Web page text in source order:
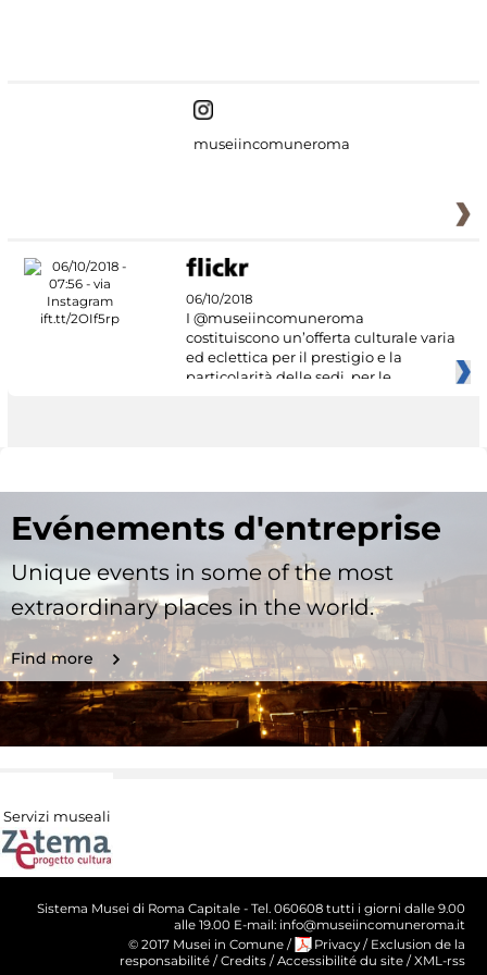
museiincomuneroma
06/10/2018
I @museiincomuneroma
costituiscono un’offerta culturale varia
ed eclettica per il prestigio e la
particolarità delle sedi, per le
Evénements d'entreprise
Unique events in some of the most
extraordinary places in the world.
Find more
Servizi museali
Sistema Musei di Roma Capitale - Tel. 060608 tutti i giorni dalle 9.00
alle 19.00 E-mail: info@museiincomuneroma.it
© 2017 Musei in Comune / Privacy / Exclusion de la
responsabilité / Credits / Accessibilité du site / XML-rss